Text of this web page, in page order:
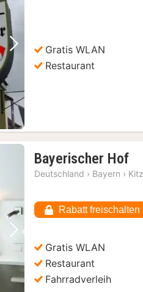
Nächstes Bild
Gratis WLAN
Restaurant
Nächstes Bild
Bayerischer Hof1
€
Deutschland › Bayern ›
Rabatt freischalten
Gratis WLAN
Restaurant
Fahrradverleih